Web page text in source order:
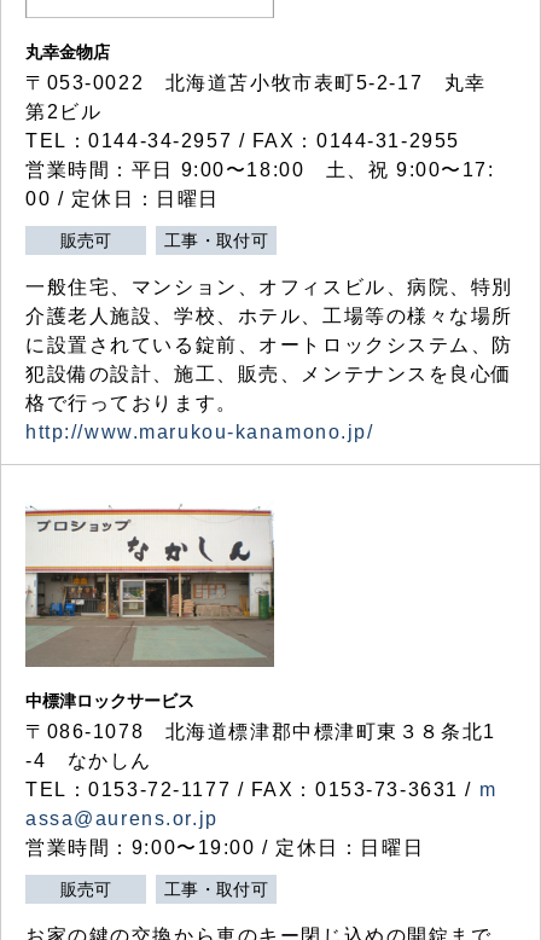
丸幸金物店
〒053-0022 北海道苫小牧市表町5-2-17 丸幸
第2ビル
TEL：0144-34-2957 / FAX：0144-31-2955
営業時間：平日 9:00〜18:00 土、祝 9:00〜17:
00 / 定休日：日曜日
販売可 工事・取付可
一般住宅、マンション、オフィスビル、病院、特別
介護老人施設、学校、ホテル、工場等の様々な場所
に設置されている錠前、オートロックシステム、防
犯設備の設計、施工、販売、メンテナンスを良心価
格で行っております。
http://www.marukou-kanamono.jp/
中標津ロックサービス
〒086-1078 北海道標津郡中標津町東３８条北1
-4 なかしん
TEL：0153-72-1177 / FAX：0153-73-3631 / m
assa@aurens.or.jp
営業時間：9:00〜19:00 / 定休日：日曜日
販売可 工事・取付可
お家の鍵の交換から車のキー閉じ込めの開錠まで、